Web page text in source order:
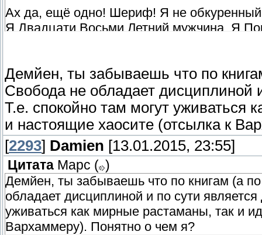
Ах да, ещё одно! Шериф! Я не
Я Двадцати Восьми Летний мужчина. Я
выжигаете, но и себе стали это делать
Демйен, ты забываешь что по
Свобода не обладает дисциплиной
Т.е. спокойно там могут уживаться
и настоящие хаосите (отсылка к
[2293] Damien [13.01.2015, 23:55]
Цитата Марс ( )
Демйен, ты забываешь что по книгам (а
обладает дисциплиной и по сути
уживаться как мирные растаманы, так и
Вархаммеру). Понятно о чем я?